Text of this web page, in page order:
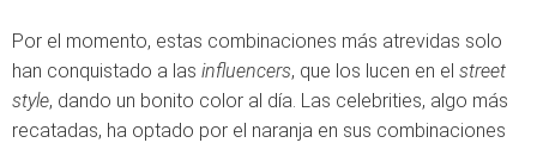
Por el momento, estas combinaciones más atrevidas solo
han conquistado a las influencers, que los lucen en el street
style, dando un bonito color al día. Las celebrities, algo más
recatadas, ha optado por el naranja en sus combinaciones